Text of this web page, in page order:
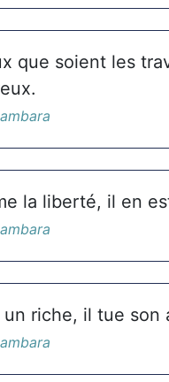
que soient les
la liberté, il en
un riche, il tue